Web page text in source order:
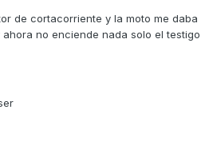
de cortacorriente y la moto me daba
no enciende nada solo el testigo